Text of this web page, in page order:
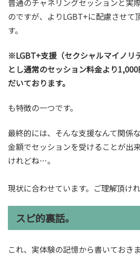
普通のチャネリングセッションと実
のですが、よりLGBT+に配慮させて
す。
※LGBT+支援（セクシャルマイノリ
とし通常のセッション料金より
だいております。
も特徴の一つです。
最終的には、そんな支援なんて関係
金額でセッションを受けることが出
けれどね…。
現状に合わせています。ご理解頂けれ
スピ的裏話。
これ、実体験の記憶から書いておきま